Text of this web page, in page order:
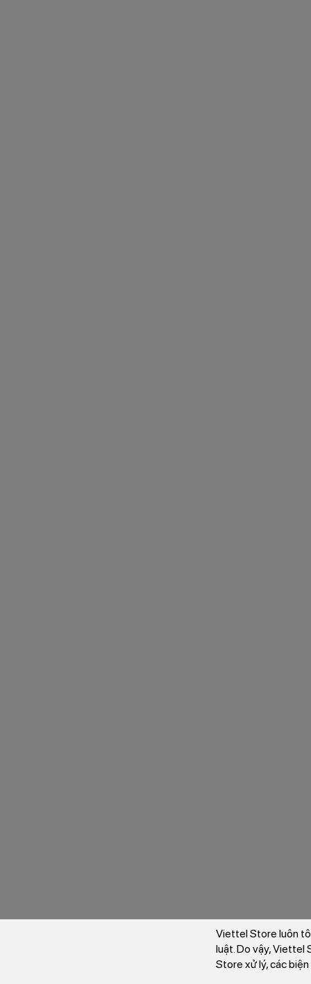
Viettel Store luôn
luật. Do vậy, Viettel
Store xử lý, các